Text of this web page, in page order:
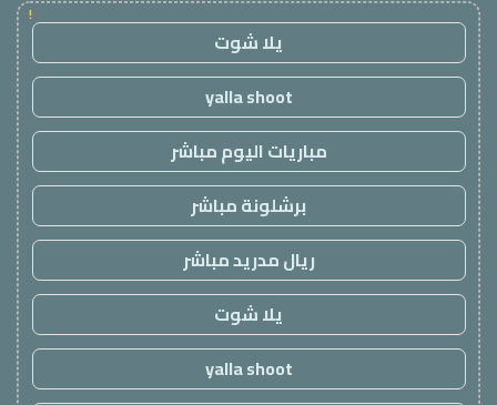
!
يلا شوت
yalla shoot
مباريات اليوم مباشر
برشلونة مباشر
ريال مدريد مباشر
يلا شوت
yalla shoot